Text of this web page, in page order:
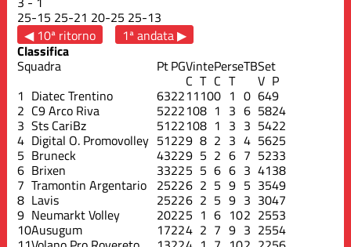
25-15 25-21 20-25 25-13
◀ 10ª ritorno
1ª andata ▶
Classifica
Squadra PtPGVintePerseTBSet
C T C T V P
1 Diatec Trentino 632211100 1 0 649
2 C9 Arco Riva 5222108 1 3 6 5824
3 Sts CariBz 5122108 1 3 3 5422
4 Digital O. Promovolley 51229 8 2 3 4 5625
5 Bruneck 43229 5 2 6 7 5233
6 Brixen 33225 5 6 6 3 4138
7 Tramontin Argentario 25226 2 5 9 5 3549
8 Lavis 25226 2 5 9 3 3047
9 Neumarkt Volley 20225 1 6 102 2553
10Ausugum 17224 2 7 9 3 2554